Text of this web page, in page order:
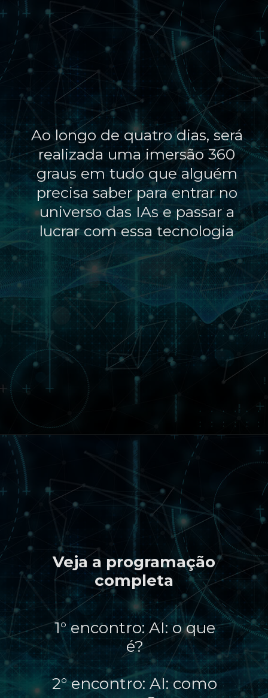
Ao longo de quatro dias, será
realizada uma imersão 360
graus em tudo que alguém
precisa saber para entrar no
universo das IAs e passar a
lucrar com essa tecnologia
Veja a programação
completa
1° encontro: AI: o que
é?
2° encontro: AI: como